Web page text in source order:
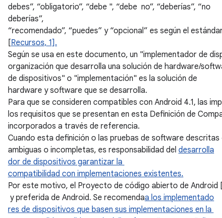
debes”, “obligatorio”, “debe ", “debe no”, “deberías”, “no
deberías”,
“recomendado”, “puedes” y “opcional” es según el
[Recursos, 1].
Según se usa en este documento, un "implementador de
organización que desarrolla una solución de hardware/
de dispositivos" o "implementación" es la solución de
hardware y software que se desarrolla.
Para que se consideren compatibles con Android 4.1, las
los requisitos que se presentan en esta Definición de
incorporados a través de referencia.
Cuando esta definición o las pruebas de software
ambiguas o incompletas, es responsabilidad del desarrolla
dor de dispositivos garantizar la
compatibilidad con implementaciones existentes.
Por este motivo, el Proyecto de código abierto de Android
y preferida de Android. Se recomendaa los implementado
res de dispositivos que basen sus implementaciones en la